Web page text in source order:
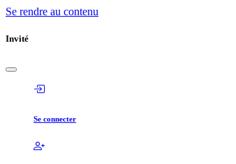
Se rendre au contenu
Invité
Se connecter